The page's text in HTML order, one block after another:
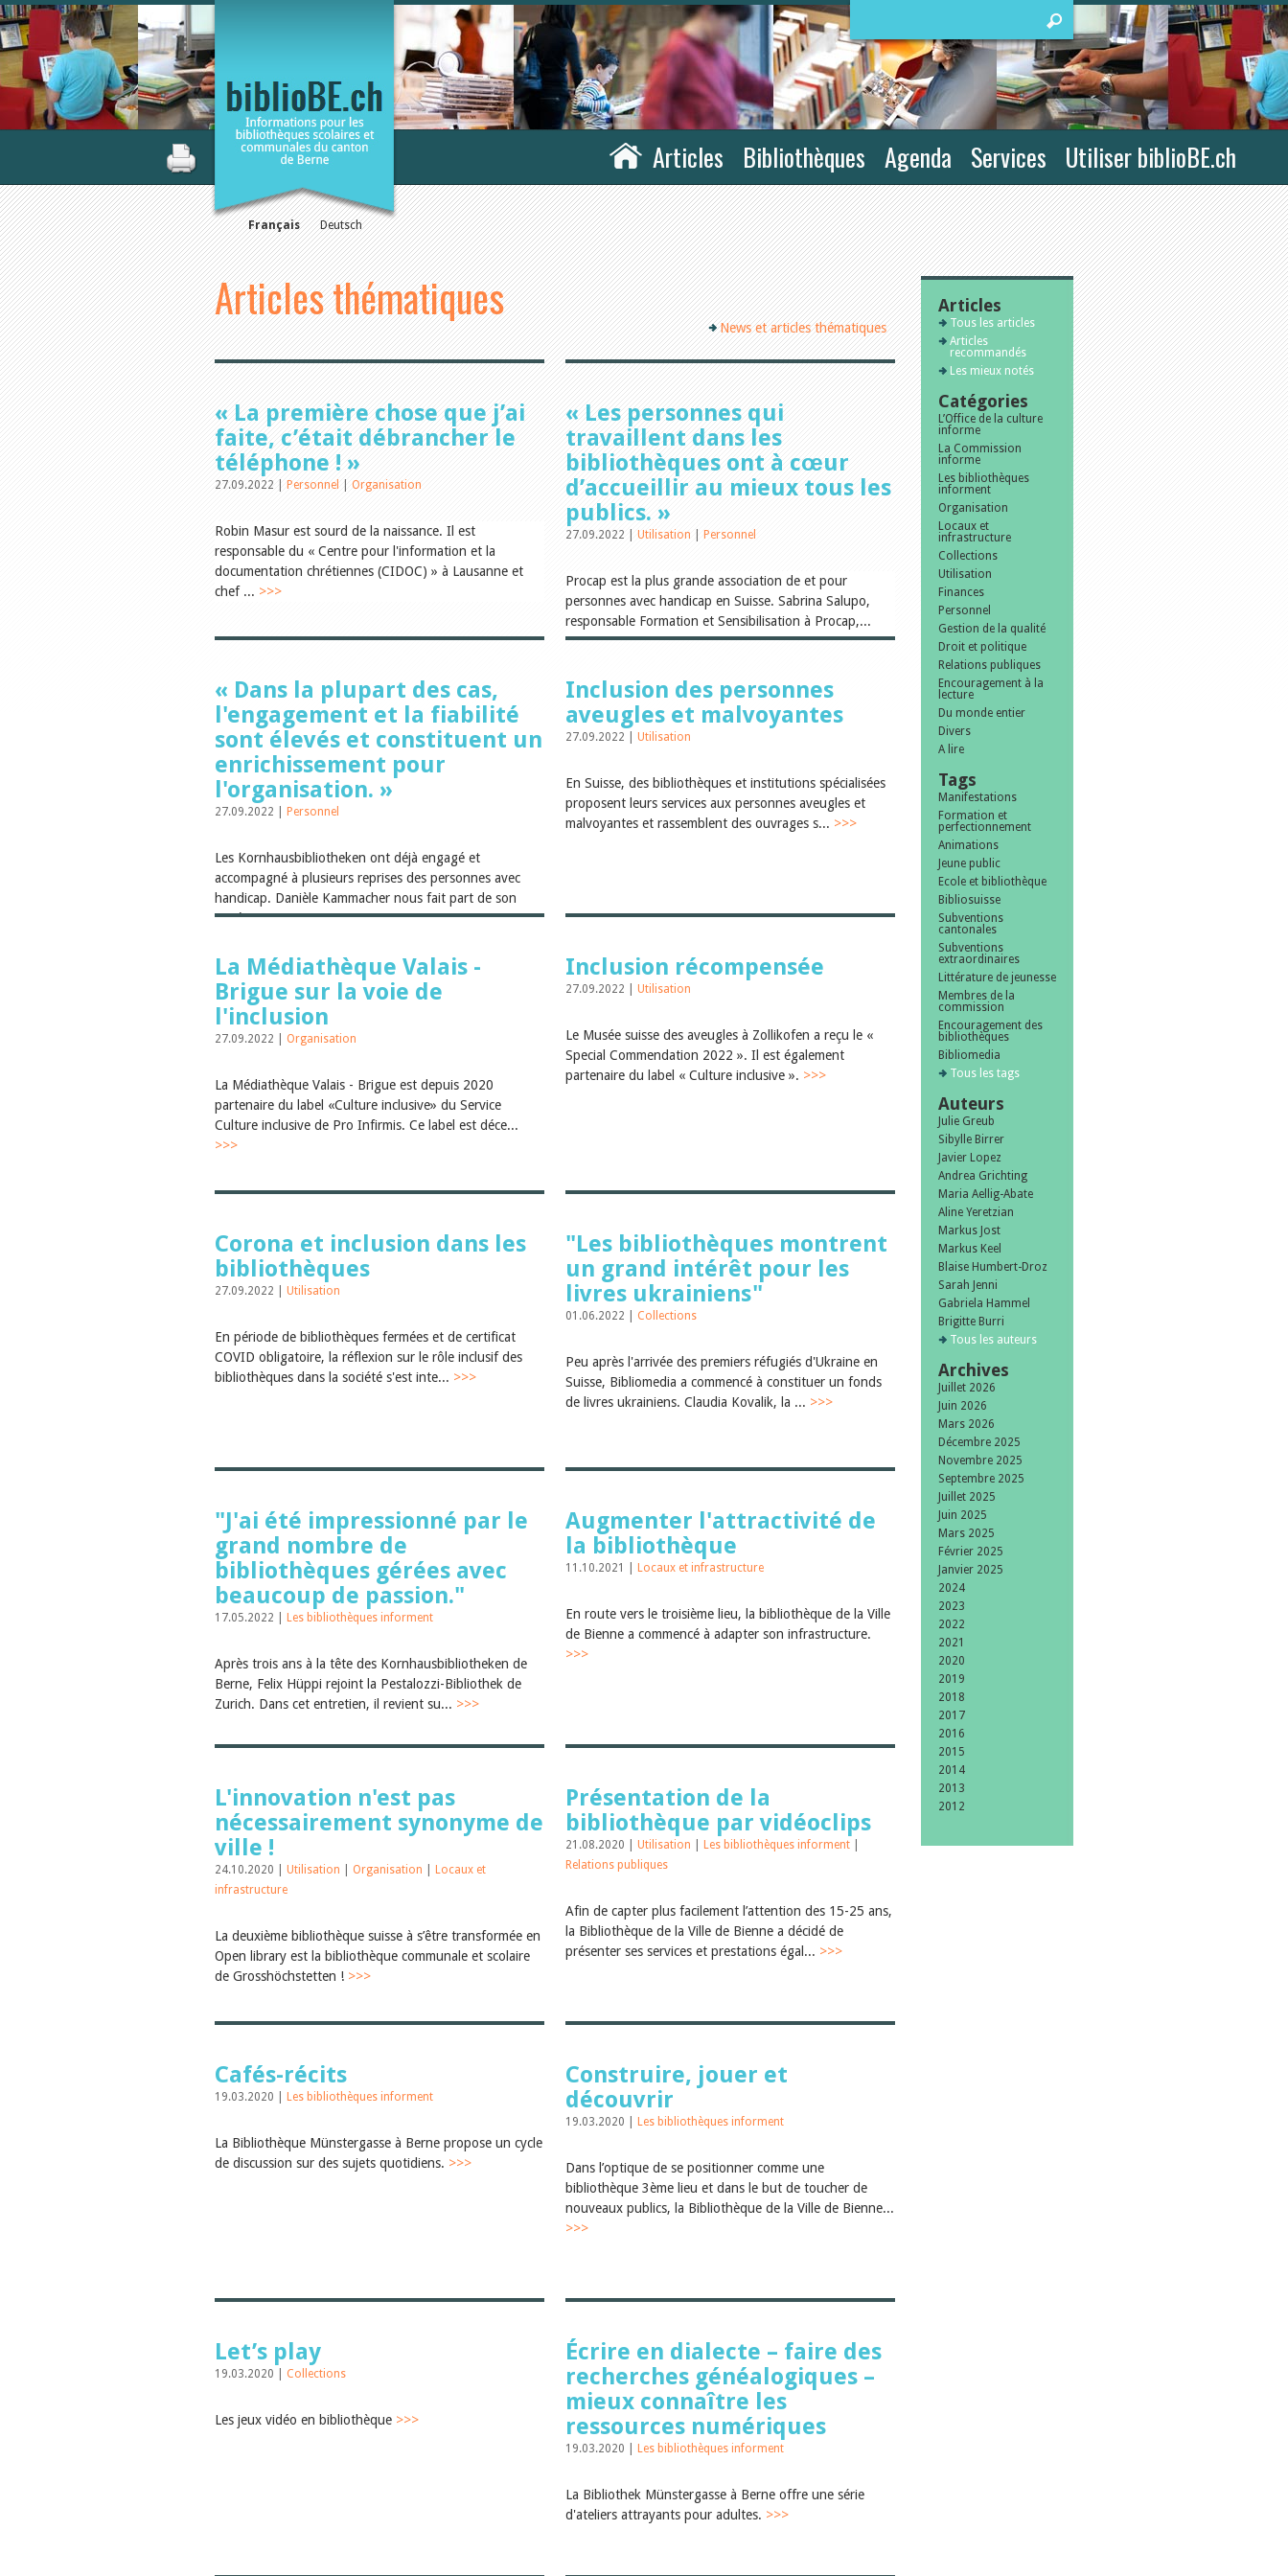
Français Deutsch
Articles Bibliothèques Agenda Services Utiliser biblioBE.ch
Articles thématiques
News et articles thématiques
« La première chose que j’ai
faite, c’était débrancher le
téléphone ! »
27.09.2022 | Personnel Organisation
Robin Masur est sourd de la naissance. Il est
responsable du « Centre pour l'information et la
documentation chrétiennes (CIDOC) » à Lausanne et
chef ... >>>
« Les personnes qui
travaillent dans les
bibliothèques ont à cœur
d’accueillir au mieux tous les
publics. »
27.09.2022 | Utilisation Personnel
Procap est la plus grande association de et pour
personnes avec handicap en Suisse. Sabrina Salupo,
responsable Formation et Sensibilisation à Procap,...
>>>
« Dans la plupart des cas,
l'engagement et la fiabilité
sont élevés et constituent un
enrichissement pour
l'organisation. »
27.09.2022 | Personnel
Les Kornhausbibliotheken ont déjà engagé et
accompagné à plusieurs reprises des personnes avec
handicap. Danièle Kammacher nous fait part de son
expér...>>>
Inclusion des personnes
aveugles et malvoyantes
27.09.2022 | Utilisation
En Suisse, des bibliothèques et institutions spécialisées
proposent leurs services aux personnes aveugles et
malvoyantes et rassemblent des ouvrages s... >>>
La Médiathèque Valais -
Brigue sur la voie de
l'inclusion
27.09.2022 | Organisation
La Médiathèque Valais - Brigue est depuis 2020
partenaire du label «Culture inclusive» du Service
Culture inclusive de Pro Infirmis. Ce label est déce...
>>>
Inclusion récompensée
27.09.2022 | Utilisation
Le Musée suisse des aveugles à Zollikofen a reçu le «
Special Commendation 2022 ». Il est également
partenaire du label « Culture inclusive ». >>>
Corona et inclusion dans les
bibliothèques
27.09.2022 | Utilisation
En période de bibliothèques fermées et de certificat
COVID obligatoire, la réflexion sur le rôle inclusif des
bibliothèques dans la société s'est inte... >>>
"Les bibliothèques montrent
un grand intérêt pour les
livres ukrainiens"
01.06.2022 | Collections
Peu après l'arrivée des premiers réfugiés d'Ukraine en
Suisse, Bibliomedia a commencé à constituer un fonds
de livres ukrainiens. Claudia Kovalik, la ... >>>
"J'ai été impressionné par le
grand nombre de
bibliothèques gérées avec
beaucoup de passion."
17.05.2022 | Les bibliothèques informent
Après trois ans à la tête des Kornhausbibliotheken de
Berne, Felix Hüppi rejoint la Pestalozzi-Bibliothek de
Zurich. Dans cet entretien, il revient su... >>>
Augmenter l'attractivité de
la bibliothèque
11.10.2021 | Locaux et infrastructure
En route vers le troisième lieu, la bibliothèque de la Ville
de Bienne a commencé à adapter son infrastructure.
>>>
L'innovation n'est pas
nécessairement synonyme de
ville !
24.10.2020 | Utilisation Organisation
Locaux et
infrastructure
La deuxième bibliothèque suisse à s’être transformée en
Open library est la bibliothèque communale et scolaire
de Grosshöchstetten ! >>>
Présentation de la
bibliothèque par vidéoclips
21.08.2020 | Utilisation Les bibliothèques informent
Relations publiques
Afin de capter plus facilement l’attention des 15-25 ans,
la Bibliothèque de la Ville de Bienne a décidé de
présenter ses services et prestations égal... >>>
Cafés-récits
19.03.2020 | Les bibliothèques informent
La Bibliothèque Münstergasse à Berne propose un cycle
de discussion sur des sujets quotidiens. >>>
Construire, jouer et
découvrir
19.03.2020 | Les bibliothèques informent
Dans l’optique de se positionner comme une
bibliothèque 3ème lieu et dans le but de toucher de
nouveaux publics, la Bibliothèque de la Ville de Bienne...
>>>
Let’s play
19.03.2020 | Collections
Les jeux vidéo en bibliothèque >>>
Écrire en dialecte – faire des
recherches généalogiques –
mieux connaître les
ressources numériques
19.03.2020 | Les bibliothèques informent
La Bibliothek Münstergasse à Berne offre une série
d'ateliers attrayants pour adultes. >>>
Articles
Tous les articles
Articles
recommandés
Les mieux notés
Catégories
L’Office de la culture
informe
La Commission
informe
Les bibliothèques
informent
Organisation
Locaux et
infrastructure
Collections
Utilisation
Finances
Personnel
Gestion de la qualité
Droit et politique
Relations publiques
Encouragement à la
lecture
Du monde entier
Divers
A lire
Tags
Manifestations
Formation et
perfectionnement
Animations
Jeune public
Ecole et bibliothèque
Bibliosuisse
Subventions
cantonales
Subventions
extraordinaires
Littérature de jeunesse
Membres de la
commission
Encouragement des
bibliothèques
Bibliomedia
Tous les tags
Auteurs
Julie Greub
Sibylle Birrer
Javier Lopez
Andrea Grichting
Maria Aellig-Abate
Aline Yeretzian
Markus Jost
Markus Keel
Blaise Humbert-Droz
Sarah Jenni
Gabriela Hammel
Brigitte Burri
Tous les auteurs
Archives
Juillet 2026
Juin 2026
Mars 2026
Décembre 2025
Novembre 2025
Septembre 2025
Juillet 2025
Juin 2025
Mars 2025
Février 2025
Janvier 2025
2024
2023
2022
2021
2020
2019
2018
2017
2016
2015
2014
2013
2012